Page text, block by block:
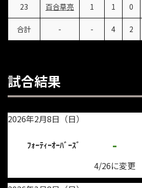
23 百合草亮 1 1 0
合計 - - 4 2
試合結果
2026年2月8日（日）
ﾌｫｰﾃｨｰｵｰﾊﾞｰｽﾞ -
4/26に変更